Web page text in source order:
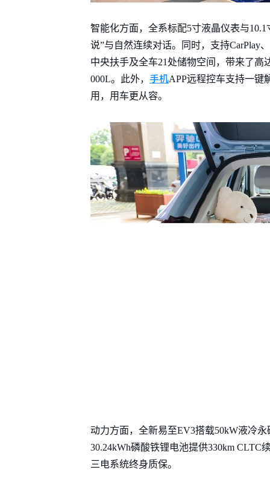
智能化方面，全系标配5寸液晶仪表与
说”与自然连续对话。同时，支持CarPlay
中央扶手及全车21处储物空间，带来了高
000L。此外， 手机APP远程控车支持一键
用，用车更从容。
动力方面，全新易至EV3搭载50kW液冷永
30.24kWh磷酸铁锂电池提供330km
三电系统终身质保。